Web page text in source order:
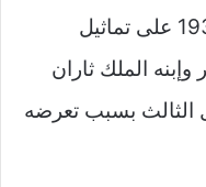
بينون، وقد عثر فيها في العام 1933 على تماثيل
الملك ثاران
الثالث بسبب تعرضه